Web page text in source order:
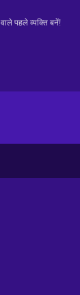
पहले व्यक्ति बनें!